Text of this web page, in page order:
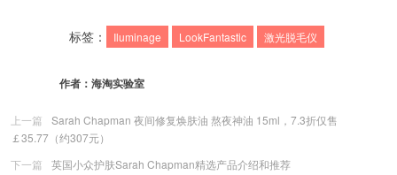
标签： Iluminage LookFantastic 激光脱毛仪
作者： 海淘实验室
上一篇
Sarah Chapman 夜间修复焕肤油 熬夜神油 15ml，7.3折仅售
￡35.77（约307元）
下一篇
英国小众护肤Sarah Chapman精选产品介绍和推荐